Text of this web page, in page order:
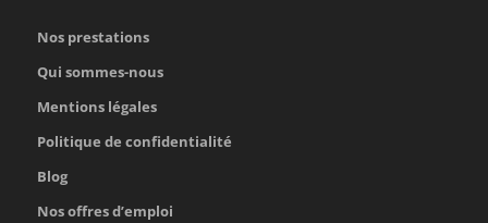
Nos prestations
Qui sommes-nous
Mentions légales
Politique de confidentialité
Blog
Nos offres d’emploi